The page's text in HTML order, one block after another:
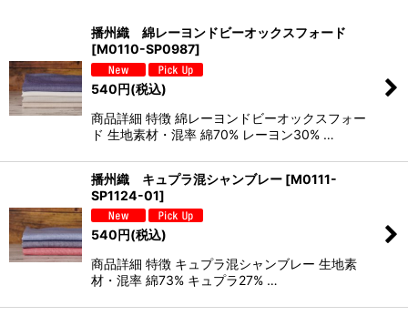
並び順:
播州織 綿レーヨンドビーオックスフォード
[M0110-SP0987]
540円(税込)
商品詳細 特徴 綿レーヨンドビーオックスフォー
ド 生地素材・混率 綿70% レーヨン30% …
播州織 キュプラ混シャンブレー [M0111-
SP1124-01]
540円(税込)
商品詳細 特徴 キュプラ混シャンブレー 生地素
材・混率 綿73% キュプラ27% …